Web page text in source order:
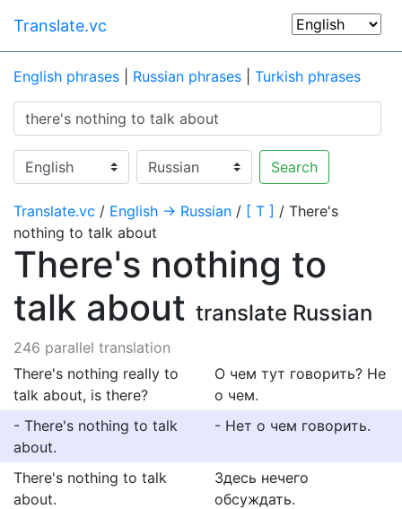
Translate.vc
English phrases Russian phrases Turkish phrases
Search
Translate.vc / English → Russian / [ T ] / There's
nothing to talk about
There's nothing to
talk about translate Russian
246 parallel translation
There's nothing really to
talk about, is there?
О чем тут говорить? Не
о чем.
- There's nothing to talk
about.
- Нет о чем говорить.
There's nothing to talk
about.
Здесь нечего
обсуждать.